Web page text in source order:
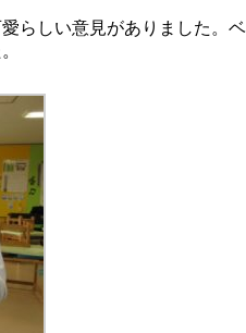
らしい意見がありました。ベ